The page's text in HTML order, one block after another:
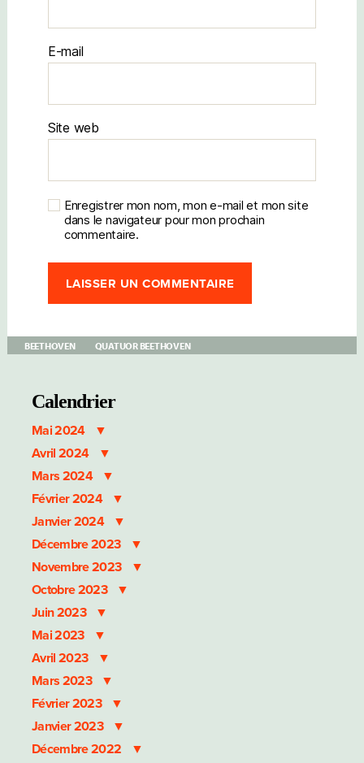
E-mail
Site web
Enregistrer mon nom, mon e-mail et mon site
dans le navigateur pour mon prochain
commentaire.
BEETHOVEN QUATUOR BEETHOVEN
Calendrier
Mai 2024
Avril 2024
Mars 2024
Février 2024
Janvier 2024
Décembre 2023
Novembre 2023
Octobre 2023
Juin 2023
Mai 2023
Avril 2023
Mars 2023
Février 2023
Janvier 2023
Décembre 2022